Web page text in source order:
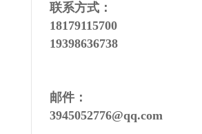
联系方式：
18179115700
19398636738
邮件：
3945052776@qq.com